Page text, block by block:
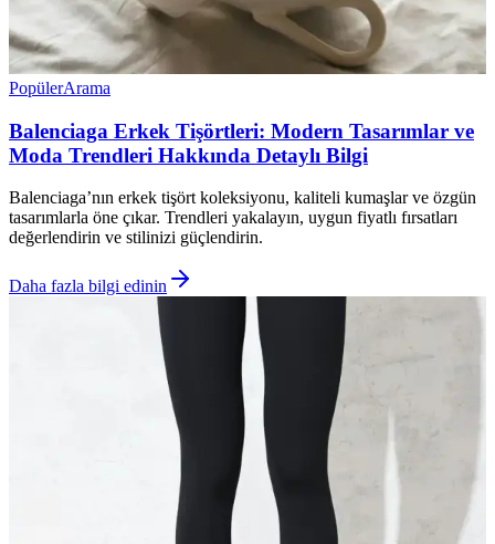
PopülerArama
Balenciaga Erkek Tişörtleri: Modern Tasarımlar ve
Moda Trendleri Hakkında Detaylı Bilgi
Balenciaga’nın erkek tişört koleksiyonu, kaliteli kumaşlar ve özgün
tasarımlarla öne çıkar. Trendleri yakalayın, uygun fiyatlı fırsatları
değerlendirin ve stilinizi güçlendirin.
Daha fazla bilgi edinin